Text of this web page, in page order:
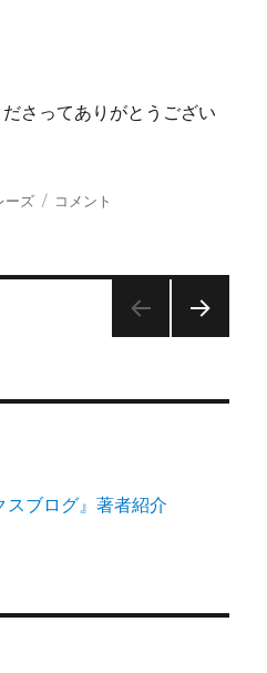
さってありがとうござい
ーズ
オ
フ
2019
コメント
スブログ』著者紹介